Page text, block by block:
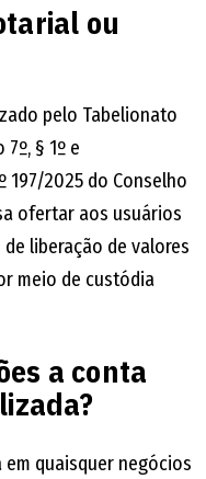
ou
pelo Tabelionato
§ 1º e
197/2025 do Conselho
ofertar aos usuários
liberação de valores
meio de custódia
a conta
quaisquer negócios